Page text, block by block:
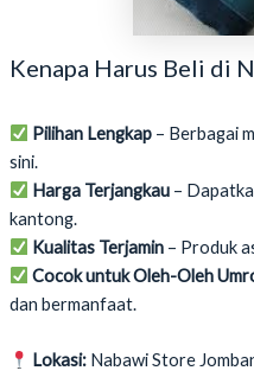
Kenapa Harus Beli di
Pilihan Lengkap – Berbagai
sini.
Harga Terjangkau –
kantong.
Kualitas Terjamin – Produk
Cocok untuk Oleh-Oleh
dan bermanfaat.
Lokasi: Nabawi Store